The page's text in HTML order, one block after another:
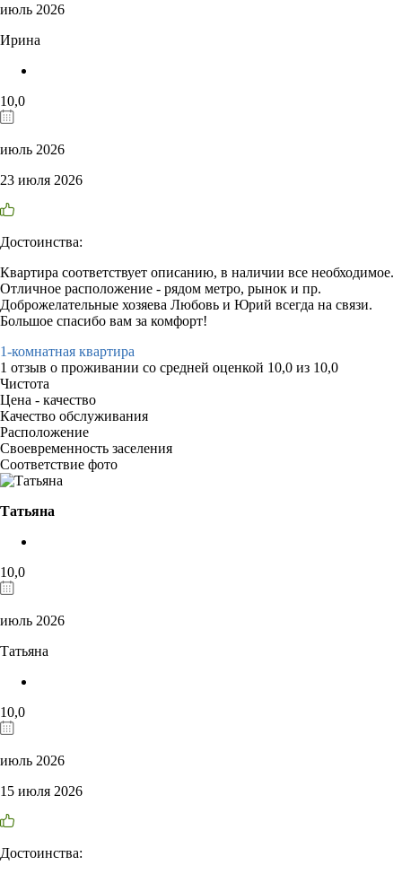
июль 2026
Ирина
10,0
июль 2026
23 июля 2026
Достоинства:
Квартира соответствует описанию, в наличии все необходимое.
Отличное расположение - рядом метро, рынок и пр.
Доброжелательные хозяева Любовь и Юрий всегда на связи.
Большое спасибо вам за комфорт!
1-комнатная квартира
1 отзыв о проживании со средней оценкой 10,0 из 10,0
Чистота
Цена - качество
Качество обслуживания
Расположение
Своевременность заселения
Соответствие фото
Татьяна
10,0
июль 2026
Татьяна
10,0
июль 2026
15 июля 2026
Достоинства: